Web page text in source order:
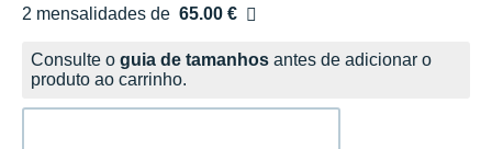
2 mensalidades de 65.00 €
sem custos
Consulte o guia de tamanhos antes de adicionar o
produto ao carrinho.